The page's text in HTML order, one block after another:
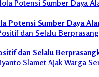
Potensi Sumber Daya
dan Selalu